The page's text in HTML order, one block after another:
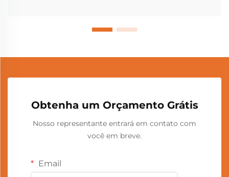
Obtenha um Orçamento Grátis
Nosso representante entrará em contato com
você em breve.
Email